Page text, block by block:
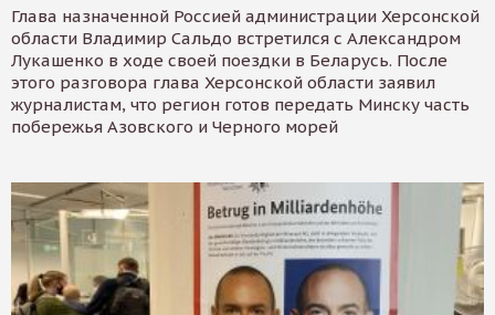
Глава назначенной Россией администрации Херсонской
области Владимир Сальдо встретился с Александром
Лукашенко в ходе своей поездки в Беларусь. После
этого разговора глава Херсонской области заявил
журналистам, что регион готов передать Минску часть
побережья Азовского и Черного морей